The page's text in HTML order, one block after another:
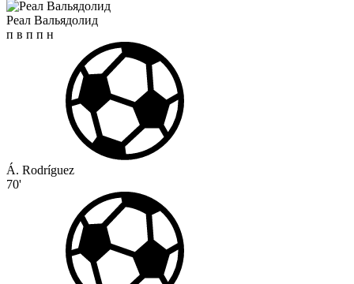
Реал Вальядолид
п в п п н
Á. Rodríguez
70'